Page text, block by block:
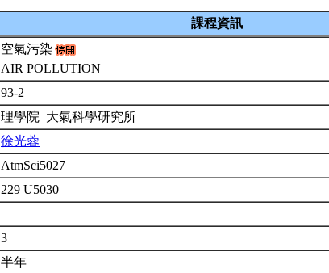
課程資訊
空氣污染
AIR POLLUTION
93-2
理學院 大氣科學研究所
徐光蓉
AtmSci5027
229 U5030
3
半年